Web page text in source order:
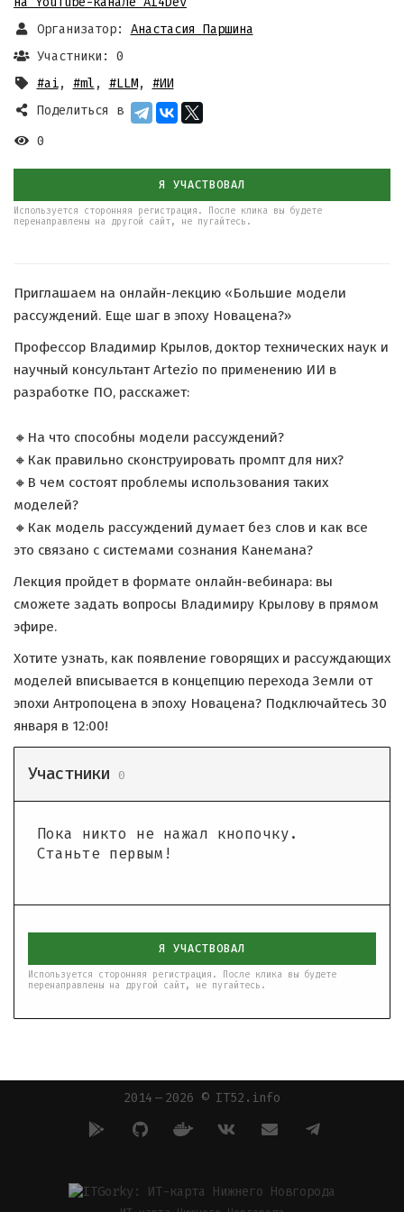
Организатор:
Анастасия Паршина
Участники: 0
#ai, #ml , #LLM, #ИИ
Поделиться в
0
Я УЧАСТВОВАЛ
Используется сторонняя регистрация. После клика вы будете
перенаправлены на другой сайт, не пугайтесь.
Приглашаем на онлайн-лекцию «Большие модели
рассуждений. Еще шаг в эпоху Новацена?»
Профессор Владимир Крылов, доктор технических наук и
научный консультант Artezio по применению ИИ в
разработке ПО, расскажет:
🔸На что способны модели рассуждений?
🔸Как правильно сконструировать промпт для них?
🔸В чем состоят проблемы использования таких
моделей?
🔸Как модель рассуждений думает без слов и как все
это связано с системами сознания Канемана?
Лекция пройдет в формате онлайн-вебинара: вы
сможете задать вопросы Владимиру Крылову в прямом
эфире.
Хотите узнать, как появление говорящих и рассуждающих
моделей вписывается в концепцию перехода Земли от
эпохи Антропоцена в эпоху Новацена? Подключайтесь 30
января в 12:00!
Участники 0
Пока никто не нажал кнопочку.
Станьте первым!
Я УЧАСТВОВАЛ
Используется сторонняя регистрация. После клика вы будете
перенаправлены на другой сайт, не пугайтесь.
2014 — 2026 © IT52.info